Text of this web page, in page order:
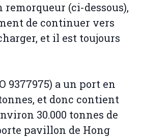
remorqueur (ci-dessous),
de continuer vers
et il est toujours
9377975) a un port en
et donc contient
30.000 tonnes de
pavillon de Hong